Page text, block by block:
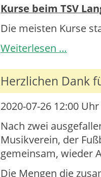
Kurse beim TSV
Die meisten Kurse
Weiterlesen …öffnet
-
Kurse
starten
den
Herzlichen Dank
2020-07-26 12:00
Nach zwei
Musikverein, der
gemeinsam, wieder
Die Mengen die